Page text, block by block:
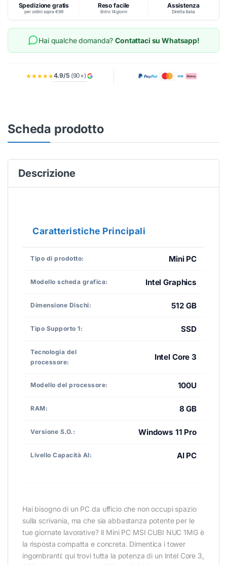
Spedizione gratis
per ordini sopra €99
Reso facile
Entro 14 giorni
Assistenza
Diretta Italia
Hai qualche domanda?Contattaci su Whatsapp!
★★★★★4.9/5(90+)
Scheda prodotto
Descrizione
Caratteristiche Principali
Tipo di prodotto: Mini PC
Modello scheda grafica: Intel Graphics
Dimensione Dischi: 512 GB
Tipo Supporto 1: SSD
Tecnologia del
processore:
Intel Core 3
Modello del processore: 100U
RAM: 8 GB
Versione S.O.: Windows 11 Pro
Livello Capacità AI: AI PC
Hai bisogno di un PC da ufficio che non occupi spazio
sulla scrivania, ma che sia abbastanza potente per le
tue giornate lavorative? Il Mini PC MSI CUBI NUC 1MG è
la risposta compatta e concreta. Dimentica i tower
ingombranti: qui trovi tutta la potenza di un Intel Core 3,